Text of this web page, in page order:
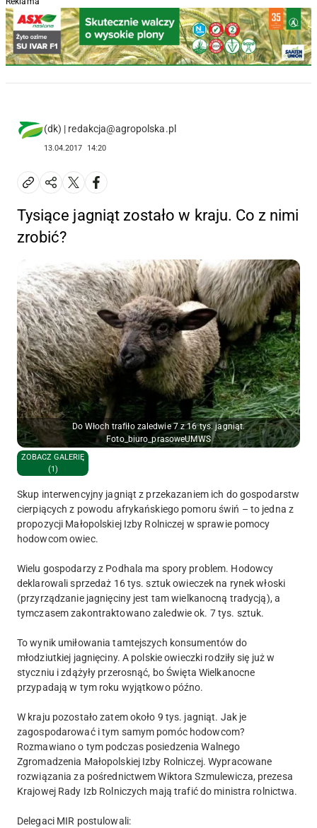
(dk) | redakcja@agropolska.pl
13.04.2017 14:20
Tysiące jagniąt zostało w kraju. Co z nimi
zrobić?
Do Włoch trafiło zaledwie 7 z 16 tys. jagniąt.
Foto_biuro_prasoweUMWS
ZOBACZ GALERIĘ
(1)
Skup interwencyjny jagniąt z przekazaniem ich do gospodarstw
cierpiących z powodu afrykańskiego pomoru świń – to jedna z
propozycji Małopolskiej Izby Rolniczej w sprawie pomocy
hodowcom owiec.
Wielu gospodarzy z Podhala ma spory problem. Hodowcy
deklarowali sprzedaż 16 tys. sztuk owieczek na rynek włoski
(przyrządzanie jagnięciny jest tam wielkanocną tradycją), a
tymczasem zakontraktowano zaledwie ok. 7 tys. sztuk.
To wynik umiłowania tamtejszych konsumentów do
młodziutkiej jagnięciny. A polskie owieczki rodziły się już w
styczniu i zdążyły przerosnąć, bo Święta Wielkanocne
przypadają w tym roku wyjątkowo późno.
W kraju pozostało zatem około 9 tys. jagniąt. Jak je
zagospodarować i tym samym pomóc hodowcom?
Rozmawiano o tym podczas posiedzenia Walnego
Zgromadzenia Małopolskiej Izby Rolniczej. Wypracowane
rozwiązania za pośrednictwem Wiktora Szmulewicza, prezesa
Krajowej Rady Izb Rolniczych mają trafić do ministra rolnictwa.
Delegaci MIR postulowali: